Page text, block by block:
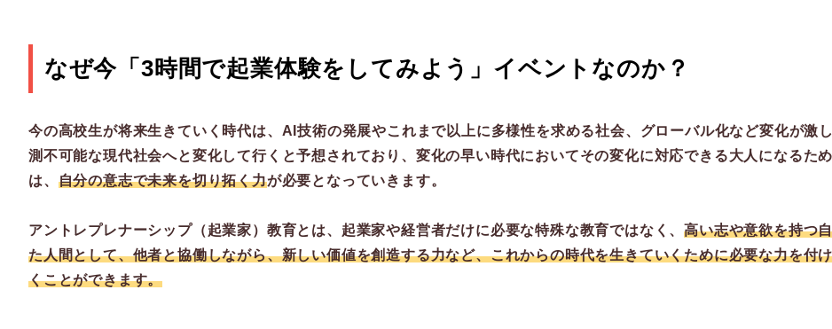
なぜ今「3時間で起業体験をしてみよう」イベントなのか？
今の高校生が将来生きていく時代は、AI技術の発展やこれまで以上に多様性を求める社会、グローバル化など変化が激
測不可能な現代社会へと変化して行くと予想されており、変化の早い時代においてその変化に対応できる大人になるた
は、 自分の意志で未来を切り拓く力が必要となっていきます。
アントレプレナーシップ（起業家）教育とは、起業家や経営者だけに必要な特殊な教育ではなく、高い志や意欲を持つ
た人間として、他者と協働しながら、新しい価値を創造する力など、これからの時代を生きていくために必要な力を付
くことができます。